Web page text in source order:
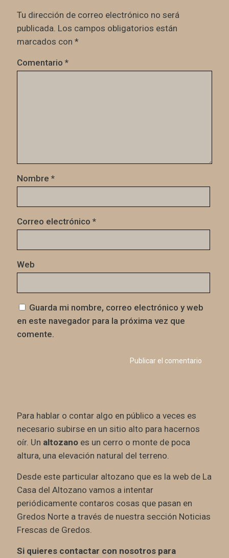
Tu dirección de correo electrónico no será
publicada. Los campos obligatorios están
marcados con *
Comentario *
Nombre *
Correo electrónico *
Web
Guarda mi nombre, correo electrónico y web
en este navegador para la próxima vez que
comente.
Para hablar o contar algo en público a veces es
necesario subirse en un sitio alto para hacernos
oír. Un altozano es un cerro o monte de poca
altura, una elevación natural del terreno.
Desde este particular altozano que es la web de La
Casa del Altozano vamos a intentar
periódicamente contaros cosas que pasan en
Gredos Norte a través de nuestra sección Noticias
Frescas de Gredos.
Si quieres contactar con nosotros para